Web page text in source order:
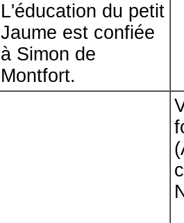
L'éducation du petit
Jaume est confiée
à Simon de
Montfort.